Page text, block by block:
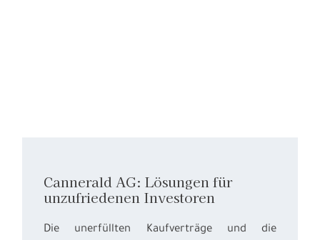
Cannerald AG: Lösungen für
unzufriedenen Investoren
Die unerfüllten Kaufverträge und die